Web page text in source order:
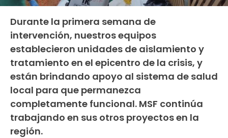
Durante la primera semana de
intervención, nuestros equipos
establecieron unidades de aislamiento y
tratamiento en el epicentro de la crisis, y
están brindando apoyo al sistema de salud
local para que permanezca
completamente funcional. MSF continúa
trabajando en sus otros proyectos en la
región.